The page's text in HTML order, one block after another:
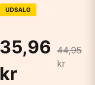
UDSALG
35,96
kr
44,95
kr